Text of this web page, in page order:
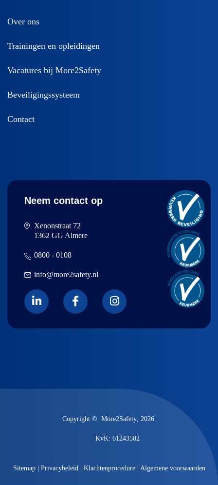
Over ons
Trainingen en opleidingen
Vacatures bij More2Safety
Beveiligingssysteem
Contact
Neem contact op
Xenonstraat 72
1362 GG Almere
0800 - 0108
info@more2safety.nl
Copyright © More2Safety, 2026
KvK: 61243582
Sitemap| Privacybeleid Klachtenprocedure| Algemene voorwaarden